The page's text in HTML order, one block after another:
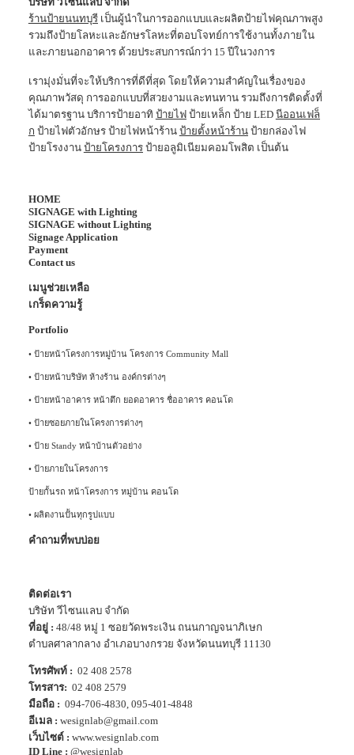
ร้านป้ายนนทบุรีเป็นผู้นำในการออกแบบและผลิตป้ายไฟคุณภาพสูง
รวมถึงป้ายโลหะและอักษรโลหะที่ตอบโจทย์การใช้งานทั้งภายใน
และภายนอกอาคาร ด้วยประสบการณ์กว่า 15 ปีในวงการ
เรามุ่งมั่นที่จะให้บริการที่ดีที่สุด โดยให้ความสำคัญในเรื่องของ
คุณภาพวัสดุ การออกแบบที่สวยงามและทนทาน รวมถึงการติดตั้งที่
ได้มาตรฐาน บริการป้ายอาทิ ป้ายไฟ ป้ายเหล็ก ป้าย LED นีออนเฟล็
ก ป้ายไฟตัวอักษร ป้ายไฟหน้าร้าน ป้ายตั้งหน้าร้านป้ายกล่องไฟ
ป้ายโรงงาน ป้ายโครงการป้ายอลูมิเนียมคอมโพสิต เป็นต้น
HOME
SIGNAGE with Lighting
SIGNAGE without Lighting
Signage Application
Payment
Contact us
เมนูช่วยเหลือ
เกร็ดความรู้
Portfolio
• ป้ายหน้าโครงการหมู่บ้าน โครงการ Community Mall
• ป้ายหน้าบริษัท ห้างร้าน องค์กรต่างๆ
• ป้ายหน้าอาคาร หน้าตึก ยอดอาคาร ชื่ออาคาร คอนโด
• ป้ายซอยภายในโครงการต่างๆ
• ป้าย Standy หน้าบ้านตัวอย่าง
• ป้ายภายในโครงการ
ป้ายกั้นรถ หน้าโครงการ หมู่บ้าน คอนโด
• ผลิตงานปั้นทุกรูปแบบ
คำถามที่พบบ่อย
ติดต่อเรา
บริษัท วีไซนแลบ จำกัด
ที่อยู่ : 48/48 หมู่ 1 ซอยวัดพระเงิน ถนนกาญจนาภิเษก
ตำบลศาลากลาง อำเภอบางกรวย จังหวัดนนทบุรี 11130
โทรศัพท์ : 02 408 2578
โทรสาร: 02 408 2579
มือถือ : 094-706-4830, 095-401-4848
อีเมล : wesignlab@gmail.com
เว็บไซต์ : www.wesignlab.com
ID Line : @wesignlab